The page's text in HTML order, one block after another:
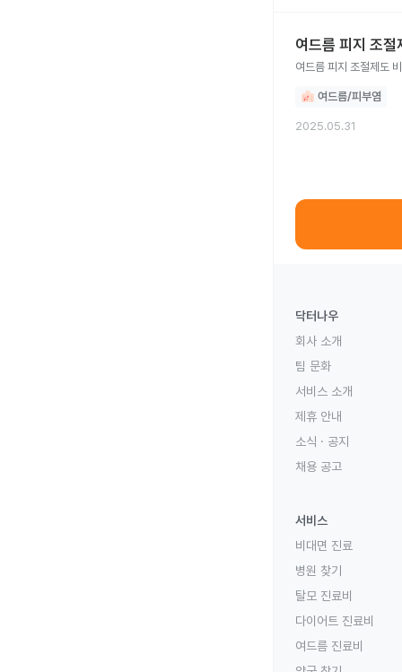
여드름 피지 조
여드름 피지 조절제도
여드름/피부염
2025.05.31
닥터나우
회사 소개
팀 문화
서비스 소개
제휴 안내
소식 · 공지
채용 공고
서비스
비대면 진료
병원 찾기
탈모 진료비
다이어트 진료비
여드름 진료비